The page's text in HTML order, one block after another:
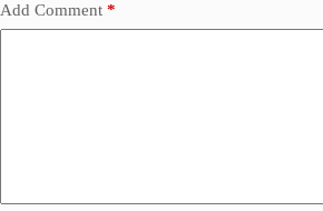
Add Comment *